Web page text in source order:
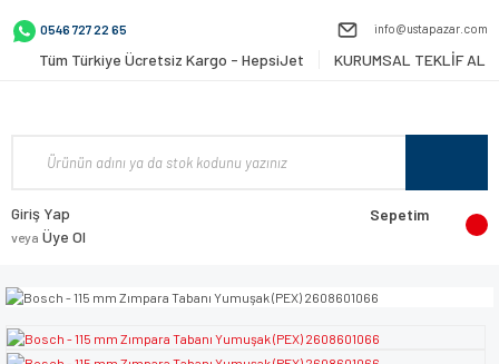
0546 727 22 65 info@ustapazar.com
Tüm Türkiye Ücretsiz Kargo - HepsiJet KURUMSAL TEKLİF AL
Giriş Yap
veya Üye Ol
Sepetim